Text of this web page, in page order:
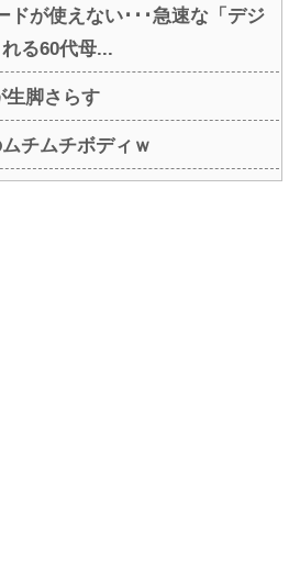
ドが使えない･･･急速な「デジ
る60代母...
生脚さらす
チムチボディｗ